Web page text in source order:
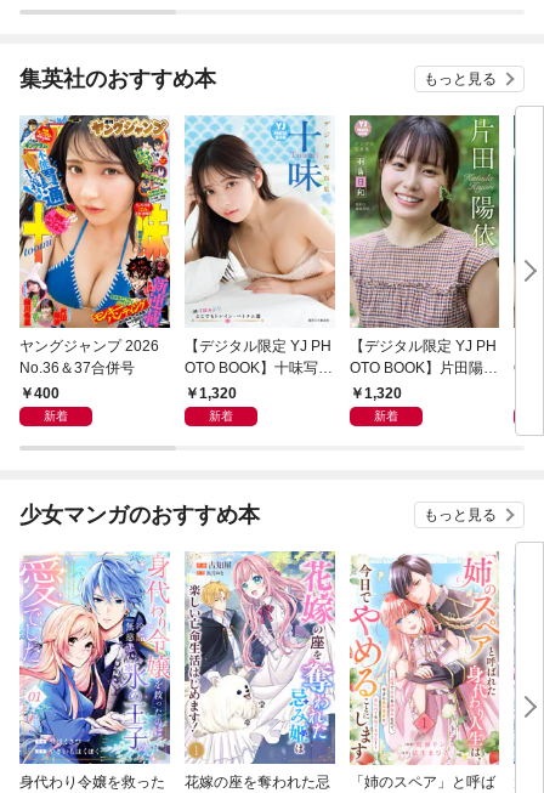
集英社のおすすめ本 もっと見る
ヤングジャンプ 2026
No.36＆37合併号
400
新着
【デジタル限定 YJ PH
OTO BOOK】十味写真
集「続・『ぽみ』！？
どこでもトレイン・ベ
1,320
新着
【デジタル限定 YJ PH
OTO BOOK】片田陽依
写真集「羽色日和」
1,320
新着
リ」
少女マンガのおすすめ本 もっと見る
身代わり令嬢を救った
花嫁の座を奪われた忌
「姉のスペア」と呼ば